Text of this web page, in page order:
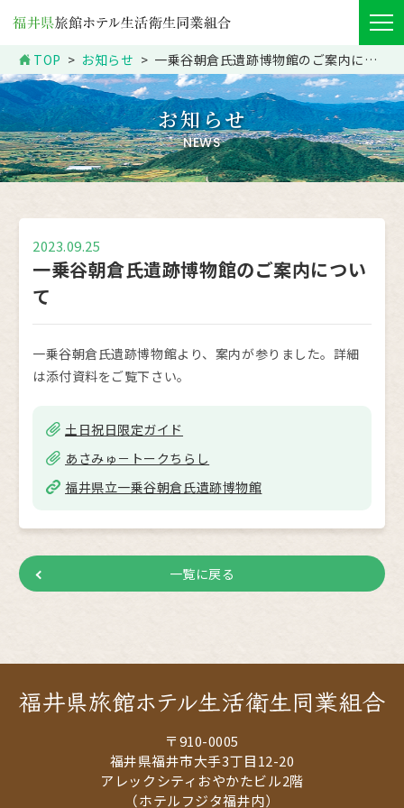
TOP お知らせ 一乗谷朝倉氏遺跡博物館のご案内について
お知らせ
NEWS
一乗谷朝倉氏遺跡博物館のご案内につい
て
2023.09.25
一乗谷朝倉氏遺跡博物館より、案内が参りました。詳細
は添付資料をご覧下さい。
土日祝日限定ガイド
あさみゅ－トークちらし
福井県立一乗谷朝倉氏遺跡博物館
一覧に戻る
〒910-0005
福井県福井市大手3丁目12-20
アレックシティおやかたビル2階
（ホテルフジタ福井内）